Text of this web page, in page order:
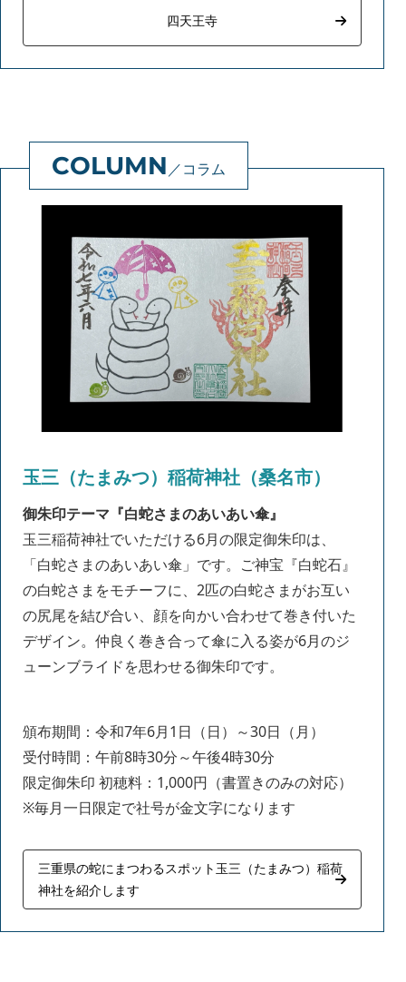
四天王寺
コラム
玉三（たまみつ）稲荷神社（桑名市）
御朱印テーマ『白蛇さまのあいあい傘』
玉三稲荷神社でいただける6月の限定御朱印は、
「白蛇さまのあいあい傘」です。ご神宝『白蛇石』
の白蛇さまをモチーフに、2匹の白蛇さまがお互い
の尻尾を結び合い、顔を向かい合わせて巻き付いた
デザイン。仲良く巻き合って傘に入る姿が6月のジ
ューンブライドを思わせる御朱印です。
頒布期間：令和7年6月1日（日）～30日（月）
受付時間：午前8時30分～午後4時30分
限定御朱印 初穂料：1,000円（書置きのみの対応）
※毎月一日限定で社号が金文字になります
三重県の蛇にまつわるスポット玉三（たまみつ）稲荷
神社を紹介します